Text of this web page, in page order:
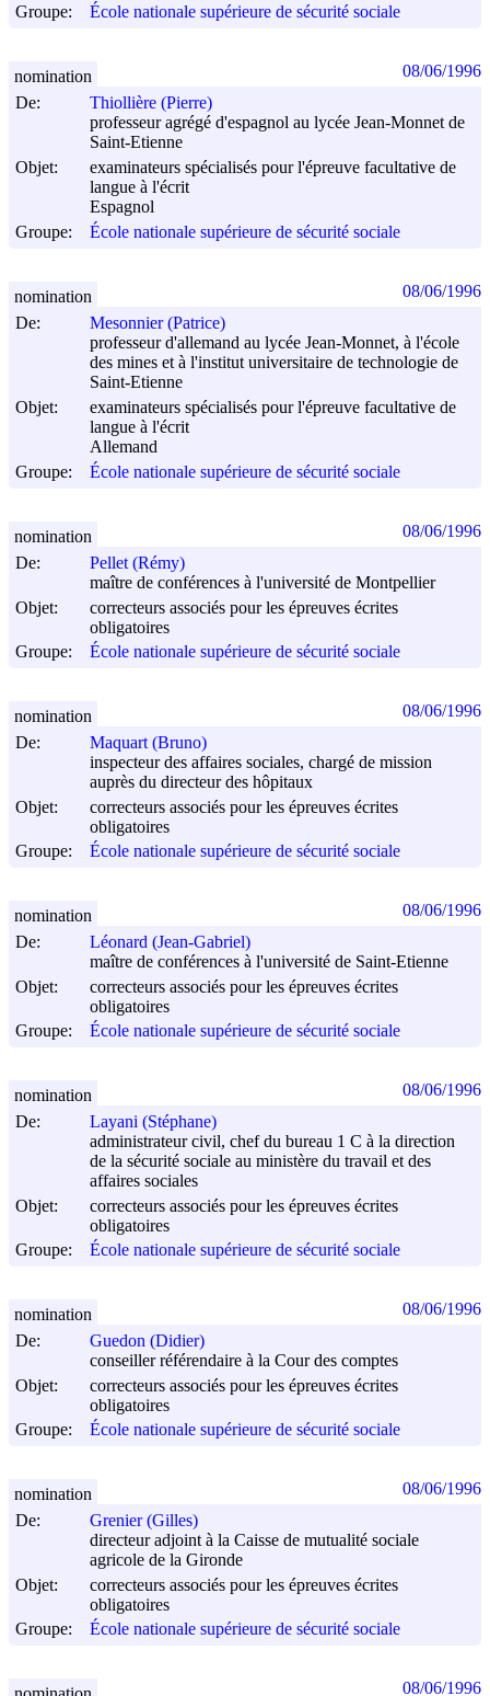
Groupe:
École nationale supérieure de sécurité sociale
De:
Thiollière (Pierre)
professeur agrégé d'espagnol au lycée Jean-Monnet de
Saint-Etienne
Objet:
examinateurs spécialisés pour l'épreuve facultative de
langue à l'écrit
Espagnol
Groupe:
École nationale supérieure de sécurité sociale
nomination 08/06/1996
De:
Mesonnier (Patrice)
professeur d'allemand au lycée Jean-Monnet, à l'école
des mines et à l'institut universitaire de technologie de
Saint-Etienne
Objet:
examinateurs spécialisés pour l'épreuve facultative de
langue à l'écrit
Allemand
Groupe:
École nationale supérieure de sécurité sociale
nomination 08/06/1996
De:
Pellet (Rémy)
maître de conférences à l'université de Montpellier
Objet:
correcteurs associés pour les épreuves écrites
obligatoires
Groupe:
École nationale supérieure de sécurité sociale
nomination 08/06/1996
De:
Maquart (Bruno)
inspecteur des affaires sociales, chargé de mission
auprès du directeur des hôpitaux
Objet:
correcteurs associés pour les épreuves écrites
obligatoires
Groupe:
École nationale supérieure de sécurité sociale
nomination 08/06/1996
De:
Léonard (Jean-Gabriel)
maître de conférences à l'université de Saint-Etienne
Objet:
correcteurs associés pour les épreuves écrites
obligatoires
Groupe:
École nationale supérieure de sécurité sociale
nomination 08/06/1996
De:
Layani (Stéphane)
administrateur civil, chef du bureau 1 C à la direction
de la sécurité sociale au ministère du travail et des
affaires sociales
Objet:
correcteurs associés pour les épreuves écrites
obligatoires
Groupe:
École nationale supérieure de sécurité sociale
nomination 08/06/1996
De:
Guedon (Didier)
conseiller référendaire à la Cour des comptes
Objet:
correcteurs associés pour les épreuves écrites
obligatoires
Groupe:
École nationale supérieure de sécurité sociale
nomination 08/06/1996
De:
Grenier (Gilles)
directeur adjoint à la Caisse de mutualité sociale
agricole de la Gironde
Objet:
correcteurs associés pour les épreuves écrites
obligatoires
Groupe:
École nationale supérieure de sécurité sociale
nomination 08/06/1996
08/06/1996